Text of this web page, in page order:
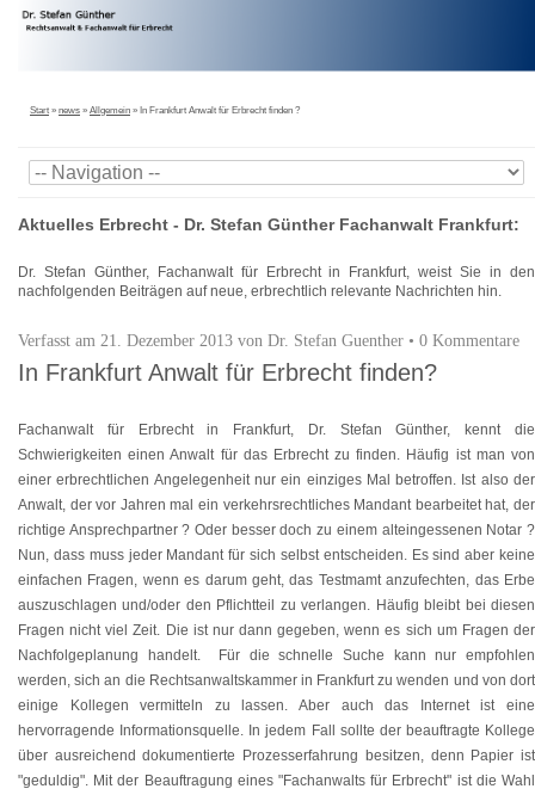
Start » news » Allgemein » In Frankfurt Anwalt für Erbrecht finden ?
Aktuelles Erbrecht - Dr. Stefan Günther Fachanwalt Frankfurt:
Dr. Stefan Günther, Fachanwalt für Erbrecht in Frankfurt, weist Sie in den
nachfolgenden Beiträgen auf neue, erbrechtlich relevante Nachrichten hin.
Verfasst am 21. Dezember 2013 von Dr. Stefan Guenther • 0 Kommentare
In Frankfurt Anwalt für Erbrecht finden?
Fachanwalt für Erbrecht in Frankfurt, Dr. Stefan Günther, kennt die
Schwierigkeiten einen Anwalt für das Erbrecht zu finden. Häufig ist man von
einer erbrechtlichen Angelegenheit nur ein einziges Mal betroffen. Ist also der
Anwalt, der vor Jahren mal ein verkehrsrechtliches Mandant bearbeitet hat, der
richtige Ansprechpartner ? Oder besser doch zu einem alteingessenen Notar ?
Nun, dass muss jeder Mandant für sich selbst entscheiden. Es sind aber keine
einfachen Fragen, wenn es darum geht, das Testmamt anzufechten, das Erbe
auszuschlagen und/oder den Pflichtteil zu verlangen. Häufig bleibt bei diesen
Fragen nicht viel Zeit. Die ist nur dann gegeben, wenn es sich um Fragen der
Nachfolgeplanung handelt. Für die schnelle Suche kann nur empfohlen
werden, sich an die Rechtsanwaltskammer in Frankfurt zu wenden und von dort
einige Kollegen vermitteln zu lassen. Aber auch das Internet ist eine
hervorragende Informationsquelle. In jedem Fall sollte der beauftragte Kollege
über ausreichend dokumentierte Prozesserfahrung besitzen, denn Papier ist
"geduldig". Mit der Beauftragung eines "Fachanwalts für Erbrecht" ist die Wahl